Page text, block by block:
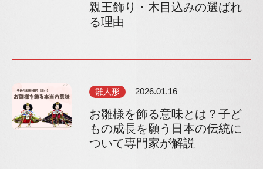
親王飾り・木目込みの選ばれ
る理由
雛人形 2026.01.16
お雛様を飾る意味とは？子ど
もの成長を願う日本の伝統に
ついて専門家が解説